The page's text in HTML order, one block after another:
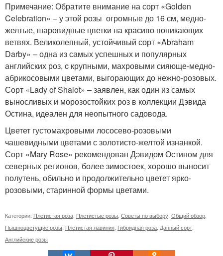
Примечание: Обратите внимание на сорт «Golden
Celebration» – у этой розы огромные до 16 см, медно-
желтые, шаровидные цветки на красиво поникающих
ветвях. Великолепный, устойчивый сорт «Abraham
Darby» – одна из самых успешных и популярных
английских роз, c крупными, махровыми сияюще-медно-
абрикосовыми цветами, выгорающих до нежно-розовых.
Сорт «Lady of Shalot» – заявлен, как один из самых
выносливых и морозостойких роз в коллекции Дэвида
Остина, идеален для неопытного садовода.
Цветет густомахровыми лососево-розовыми
чашевидными цветами с золотисто-желтой изнанкой.
Сорт «Mary Rose» рекомендован Дэвидом Остином для
северных регионов, более зимостоек, хорошо выносит
полутень, обильно и продолжительно цветет ярко-
розовыми, старинной формы цветами.
Категории: Плетистая роза Плетистые розы Советы по выбору Общий обзор
Пышноцветущие розы Плетистая лавиния Гибридная роза Данный сорт
Английские розы